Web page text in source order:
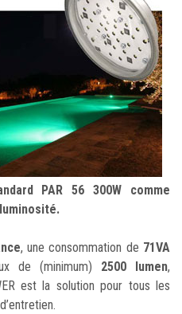
PAR 56 300W comme
, une consommation de 71VA
de (minimum) 2500 lumen,
est la solution pour tous les